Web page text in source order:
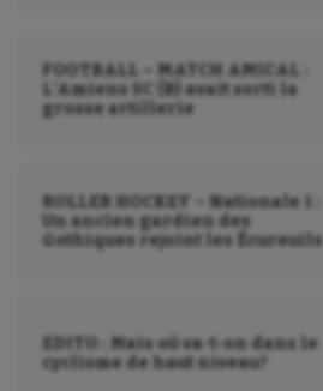
FOOTBALL – MATCH AMICAL :
L’Amiens SC (B) avait sorti la
grosse artillerie
ROLLER HOCKEY – Nationale 1 :
Un ancien gardien des
Gothiques rejoint les Écureuils
EDITO : Mais où va-t-on dans le
cyclisme de haut niveau?